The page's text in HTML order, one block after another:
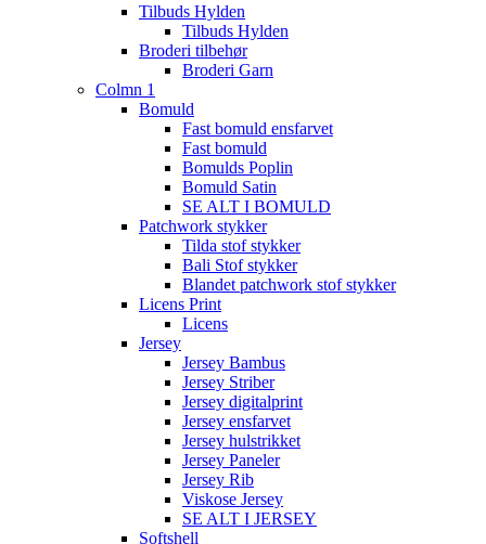
Tilbuds Hylden
Tilbuds Hylden
Broderi tilbehør
Broderi Garn
Colmn 1
Bomuld
Fast bomuld ensfarvet
Fast bomuld
Bomulds Poplin
Bomuld Satin
SE ALT I BOMULD
Patchwork stykker
Tilda stof stykker
Bali Stof stykker
Blandet patchwork stof stykker
Licens Print
Licens
Jersey
Jersey Bambus
Jersey Striber
Jersey digitalprint
Jersey ensfarvet
Jersey hulstrikket
Jersey Paneler
Jersey Rib
Viskose Jersey
SE ALT I JERSEY
Softshell